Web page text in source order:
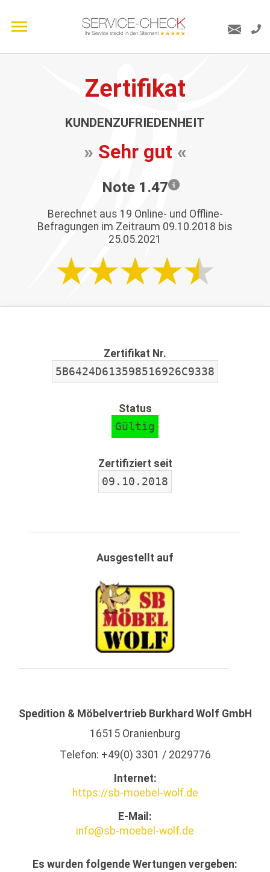
Zertifikat
KUNDENZUFRIEDENHEIT
» Sehr gut «
Note 1.47
Berechnet aus 19 Online- und Offline-
Befragungen im Zeitraum 09.10.2018 bis
25.05.2021
Zertifikat Nr.
5B6424D613598516926C9338
Status
Gültig
Zertifiziert seit
09.10.2018
Ausgestellt auf
Spedition & Möbelvertrieb Burkhard Wolf GmbH
16515 Oranienburg
Telefon: +49(0) 3301 / 2029776
Internet:
https://sb-moebel-wolf.de
E-Mail:
info@sb-moebel-wolf.de
Es wurden folgende Wertungen vergeben: